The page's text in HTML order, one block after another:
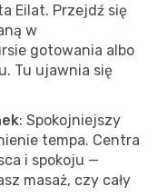
Eilat. Przejdź się
w
gotowania albo
Tu ujawnia się
: Spokojniejszy
tempa. Centra
i spokoju —
masaż, czy cały